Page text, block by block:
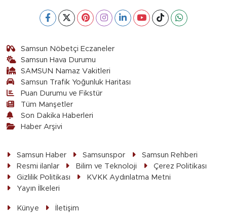
Samsun Nöbetçi Eczaneler
Samsun Hava Durumu
SAMSUN Namaz Vakitleri
Samsun Trafik Yoğunluk Haritası
Puan Durumu ve Fikstür
Tüm Manşetler
Son Dakika Haberleri
Haber Arşivi
Samsun Haber Samsunspor
Samsun Rehberi
Resmi ilanlar
Bilim ve Teknoloji
Çerez Politikası
Gizlilik Politikası
KVKK Aydınlatma Metni
Yayın İlkeleri
Künye İletişim